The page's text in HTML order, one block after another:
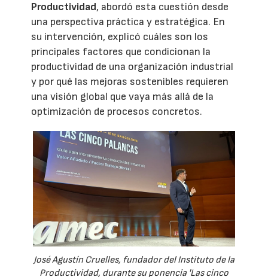
Productividad, abordó esta cuestión desde
una perspectiva práctica y estratégica. En
su intervención, explicó cuáles son los
principales factores que condicionan la
productividad de una organización industrial
y por qué las mejoras sostenibles requieren
una visión global que vaya más allá de la
optimización de procesos concretos.
José Agustín Cruelles, fundador del Instituto de la
Productividad, durante su ponencia 'Las cinco